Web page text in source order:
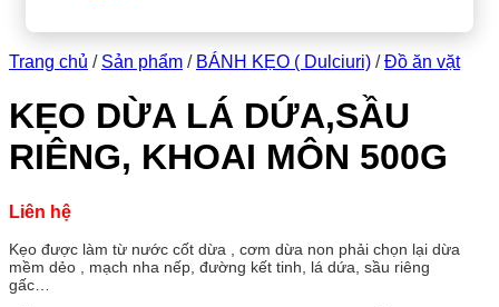
Trang chủ / Sản phẩm / BÁNH KẸO ( Dulciuri) / Đồ ăn vặt
KẸO DỪA LÁ DỨA,SẦU
RIÊNG, KHOAI MÔN 500G
Liên hệ
Kẹo được làm từ nước cốt dừa , cơm dừa non phải chọn lại dừa
mềm dẻo , mạch nha nếp, đường kết tinh, lá dứa, sầu riêng
gấc…